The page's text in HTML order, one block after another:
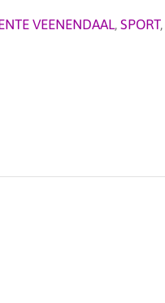
VEENENDAAL, SPORT,